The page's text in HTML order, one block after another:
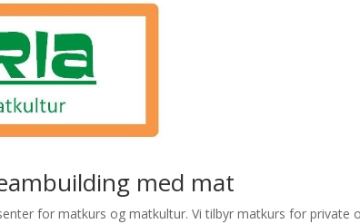
med mat
for matkurs og matkultur. Vi tilbyr matkurs for private